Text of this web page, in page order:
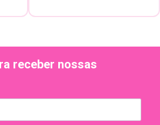
receber nossas